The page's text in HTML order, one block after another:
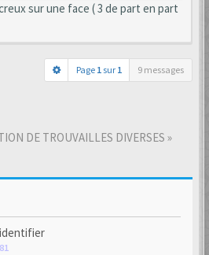
sur une face ( 3 de part en part
Page 1 sur 1 9 messages
DE TROUVAILLES DIVERSES »
identifier